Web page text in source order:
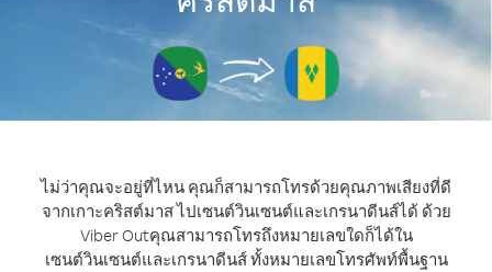
ไม่ว่าคุณจะอยู่ที่ไหน คุณก็สามารถโทรด้วยคุณภาพเสียงที่ดี
จากเกาะคริสต์มาส ไปเซนต์วินเซนต์และเกรนาดีนส์ได้ ด้วย
Viber Outคุณสามารถโทรถึงหมายเลขใดก็ได้ใน
เซนต์วินเซนต์และเกรนาดีนส์ ทั้งหมายเลขโทรศัพท์พื้นฐาน